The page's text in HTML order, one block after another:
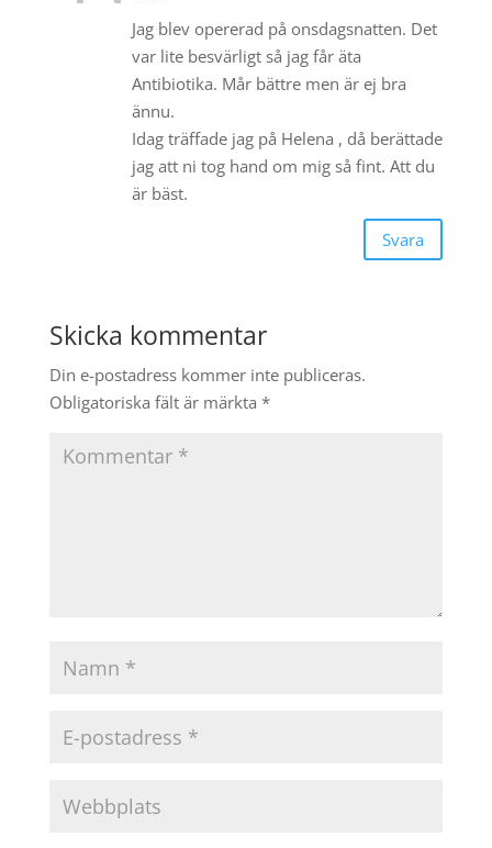
Jag blev opererad på onsdagsnatten. Det
var lite besvärligt så jag får äta
Antibiotika. Mår bättre men är ej bra
ännu.
Idag träffade jag på Helena , då berättade
jag att ni tog hand om mig så fint. Att du
är bäst.
Svara
Skicka kommentar
Din e-postadress kommer inte publiceras.
Obligatoriska fält är märkta *